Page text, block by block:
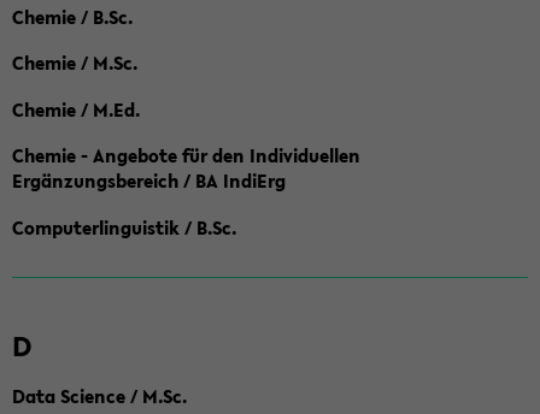
Chemie / B.Sc.
Chemie / M.Sc.
Chemie / M.Ed.
Chemie - Angebote für den Individuellen
Ergänzungsbereich / BA IndiErg
Computerlinguistik / B.Sc.
D
Data Science / M.Sc.